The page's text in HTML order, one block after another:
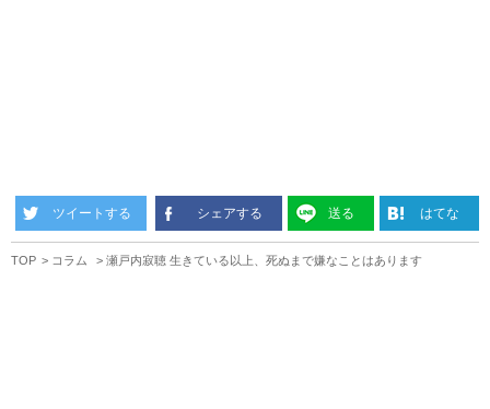
ツイートする シェアする 送る はてな
TOP コラム 瀬戸内寂聴 生きている以上、死ぬまで嫌なことはあります